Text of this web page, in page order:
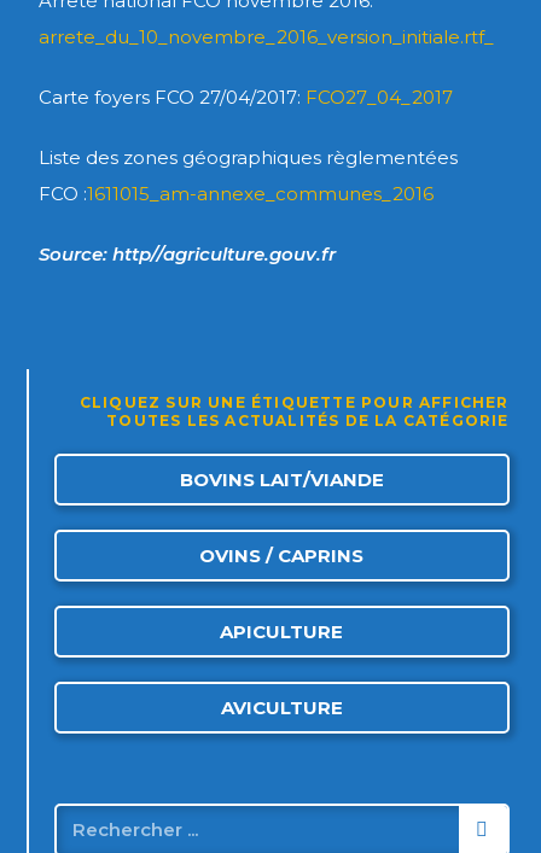
arrete_du_10_novembre_2016_version_initiale.rtf_
Carte foyers FCO 27/04/2017: FCO27_04_2017
Liste des zones géographiques règlementées
FCO :1611015_am-annexe_communes_2016
Source: http//agriculture.gouv.fr
CLIQUEZ SUR UNE ÉTIQUETTE POUR AFFICHER
TOUTES LES ACTUALITÉS DE LA CATÉGORIE
BOVINS LAIT/VIANDE
OVINS / CAPRINS
APICULTURE
AVICULTURE